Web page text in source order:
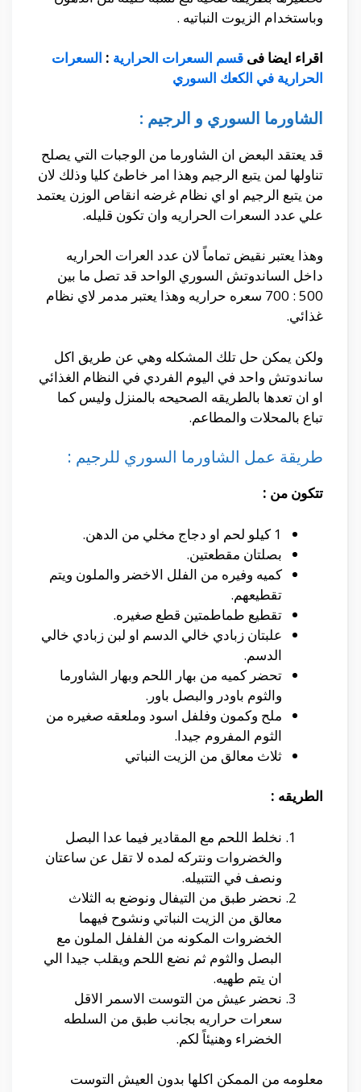
وباستخدام الزيوت النباتيه .
اقراء ايضا فى قسم السعرات الحرارية : السعرات
الحرارية في الكعك السوري
الشاورما السوري و الرجيم :
قد يعتقد البعض ان الشاورما من الوجبات التي يصلح
تناولها لمن يتبع الرجيم وهذا امر خاطئ كليا وذلك لان
من يتبع الرجيم او اي نظام غرضه انقاص الوزن يعتمد
علي عدد السعرات الحراريه وان تكون قليله.
وهذا يعتبر نقيض تماماً لان عدد العرات الحراريه
داخل الساندوتش السوري الواحد قد تصل ما بين
500 : 700 سعره حراريه وهذا يعتبر مدمر لاي نظام
غذائي.
ولكن يمكن حل تلك المشكله وهي عن طريق اكل
ساندوتش واحد في اليوم الفردي في النظام الغذائي
او ان تعدها بالطريقه الصحيحه بالمنزل وليس كما
تباع بالمحلات والمطاعم.
طريقة عمل الشاورما السوري للرجيم :
تتكون من :
1 كيلو لحم او دجاج مخلي من الدهن.
بصلتان مقطعتين.
كميه وفيره من الفلل الاخضر والملون ويتم
تقطيعهم.
تقطيع طماطمتين قطع صغيره.
علبتان زبادي خالي الدسم او لبن زبادي خالي
الدسم.
تحضر كميه من بهار اللحم وبهار الشاورما
والثوم باودر والبصل باور.
ملح وكمون وفلفل اسود وملعقه صغيره من
الثوم المفروم جيدا.
ثلاث معالق من الزيت النباتي
الطريقه :
نخلط اللحم مع المقادير فيما عدا البصل
والخضروات ونتركه لمده لا تقل عن ساعتان
ونصف في التتبيله.
نحضر طبق من التيفال ونوضع به الثلاث
معالق من الزيت النباتي ونشوح فيهما
الخضروات المكونه من الفلفل الملون مع
البصل والثوم ثم نضع اللحم ويقلب جيدا الي
ان يتم طهيه.
نحضر عيش من التوست الاسمر الاقل
سعرات حراريه بجانب طبق من السلطه
الخضراء وهنيئاً لكم.
معلومه من الممكن اكلها بدون العيش التوست